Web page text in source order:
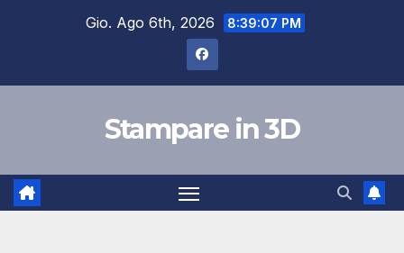
Gio. Ago 6th, 2026 8:39:07 PM
Stampare in 3D